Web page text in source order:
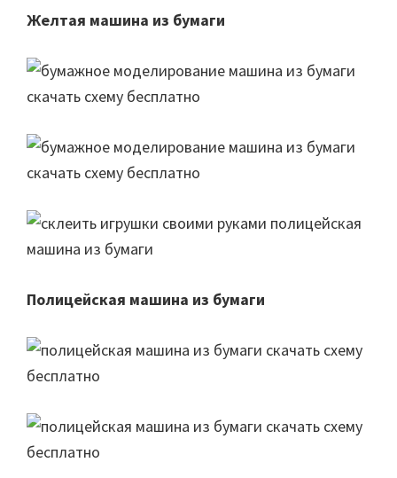
Желтая машина из бумаги
Полицейская машина из бумаги